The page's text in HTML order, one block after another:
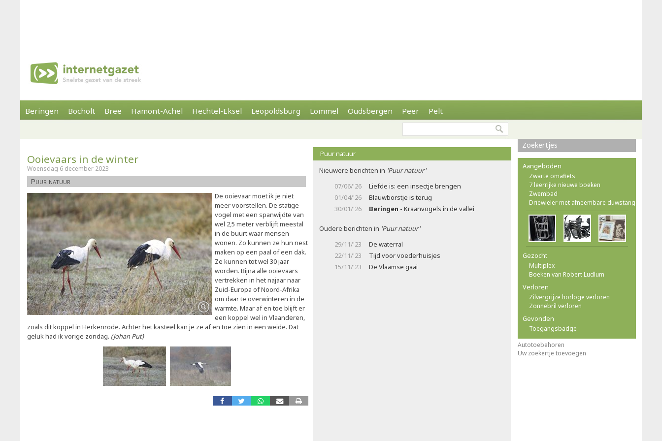
Beringen Bocholt Bree Hamont-Achel Hechtel-Eksel Leopoldsburg Lommel Oudsbergen Peer Pelt
Ooievaars in de winter
Woensdag 6 december 2023
Puur natuur
De ooievaar moet ik je niet
meer voorstellen. De statige
vogel met een spanwijdte van
wel 2,5 meter verblijft meestal
in de buurt waar mensen
wonen. Zo kunnen ze hun nest
maken op een paal of een dak.
Ze kunnen tot wel 30 jaar
worden. Bijna alle ooievaars
vertrekken in het najaar naar
Zuid-Europa of Noord-Afrika
om daar te overwinteren in de
warmte. Maar af en toe blijft er
een koppel wel in Vlaanderen,
zoals dit koppel in Herkenrode. Achter het kasteel kan je ze af en toe zien in een weide. Dat
geluk had ik vorige zondag. (Johan Put)
Puur natuur
Nieuwere berichten in 'Puur natuur'
07/06/'26
Liefde is: een insectje brengen
01/04/'26
Blauwborstje is terug
30/01/'26
Beringen - Kraanvogels in de vallei
Oudere berichten in 'Puur natuur'
29/11/'23
De waterral
22/11/'23
Tijd voor voederhuisjes
15/11/'23
De Vlaamse gaai
Zoekertjes
Aangeboden
Zwarte omafiets
7 leerrijke nieuwe boeken
Zwembad
Driewieler met afneembare duwstang
Gezocht
Multiplex
Boeken van Robert Ludlum
Verloren
Zilvergrijze horloge verloren
Zonnebril verloren
Gevonden
Toegangsbadge
Autotoebehoren
Uw zoekertje toevoegen